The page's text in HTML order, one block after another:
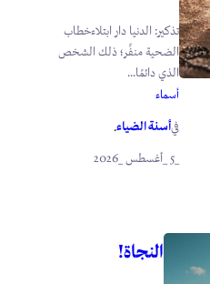
تذكير: الدنيا دار ابتلاءخطاب
الضحية منفِّر؛ ذلك الشخص
الذي دائمًا...
أسماء
فيأسنة الضياء.
_5 _أغسطس _2026
النجاة!